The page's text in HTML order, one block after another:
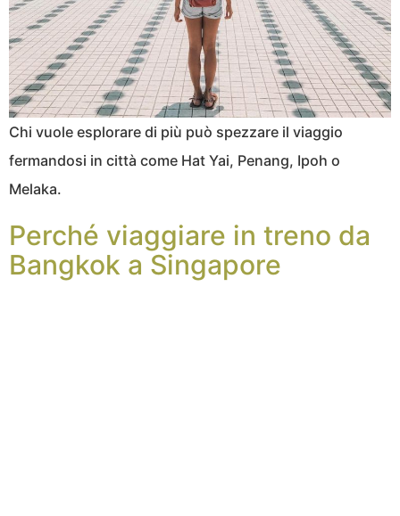
Chi vuole esplorare di più può spezzare il viaggio
fermandosi in città come Hat Yai, Penang, Ipoh o
Melaka.
Perché viaggiare in treno da
Bangkok a Singapore